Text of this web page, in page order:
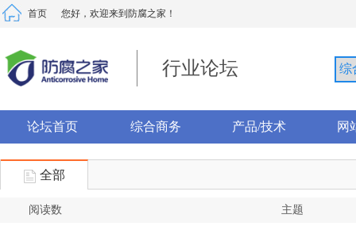
首页 您好，欢迎来到防腐之家！
行业论坛
论坛首页 综合商务 产品/技术 网
全部
阅读数 主题